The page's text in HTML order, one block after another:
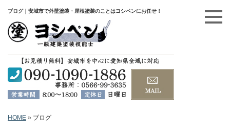
ブログ｜安城市で外壁塗装・屋根塗装のことはヨシペンにお任せ！
HOME » ブログ